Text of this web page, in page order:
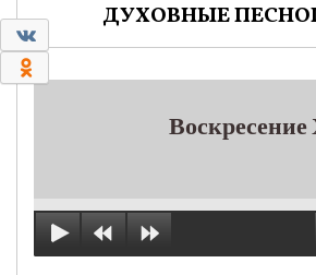
ДУХОВНЫЕ
Воскресение